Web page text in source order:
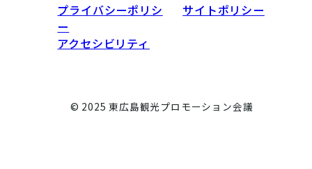
プライバシーポリシ
ー
サイトポリシー
アクセシビリティ
© 2025 東広島観光プロモーション会議